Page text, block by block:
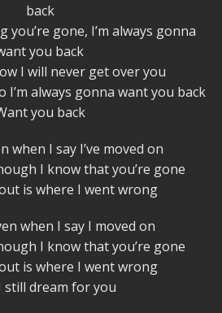
back
gone, I’m always gonna
you back
I will never get over you
always gonna want you back
you back
when I say I’ve moved on
I know that you’re gone
is where I went wrong
when I say I moved on
I know that you’re gone
is where I went wrong
still dream for you